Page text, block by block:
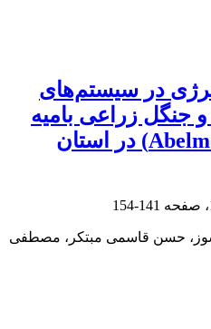
در سیستم‌های
زراعی بامیه
(Abelmoschus esculentus L) در استان
141-154
حسن قاسمی مبتکر، مصطفی